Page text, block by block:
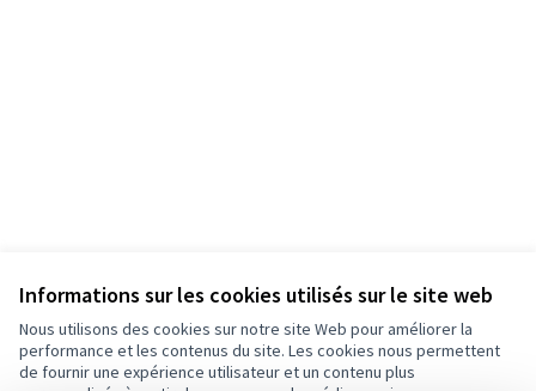
Informations sur les cookies utilisés sur le site web
Nous utilisons des cookies sur notre site Web pour améliorer la
performance et les contenus du site. Les cookies nous permettent
de fournir une expérience utilisateur et un contenu plus